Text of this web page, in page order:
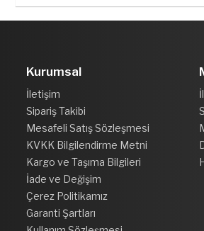
Kurumsal
İletişim
Sipariş Takibi
Mesafeli Satış Sözleşmesi
KVKK Bilgilendirme Metni
Kargo ve Taşıma Bilgileri
İade ve Değişim
Çerez Politikamız
Garanti Şartları